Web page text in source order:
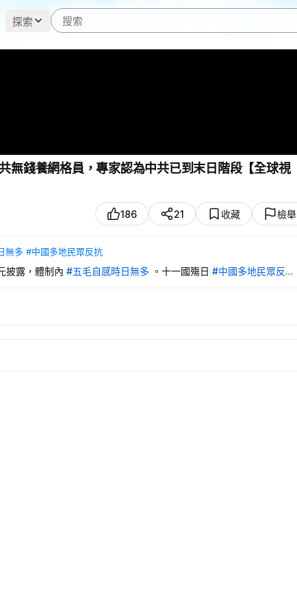
探索
無錢養網格員，專家認為中共已到末日階段【全球視
186 21 收藏 檢舉
無多 #中國多地民眾反抗
披露，體制內 #五毛自感時日無多 。十一國殤日 #中國多地民眾反抗